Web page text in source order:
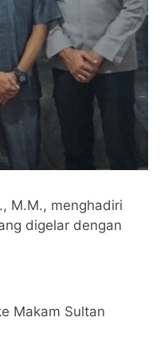
M.M., menghadiri
digelar dengan
Makam Sultan